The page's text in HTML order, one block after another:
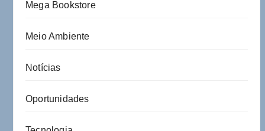
Mega Bookstore
Meio Ambiente
Notícias
Oportunidades